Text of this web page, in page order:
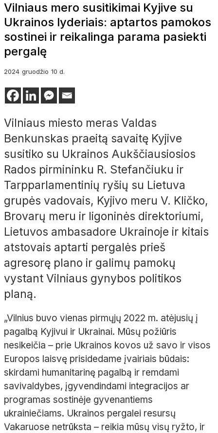
Vilniaus mero susitikimai Kyjive su
Ukrainos lyderiais: aptartos pamokos
sostinei ir reikalinga parama pasiekti
pergalę
2024 gruodžio 10 d.
Vilniaus miesto meras Valdas
Benkunskas praeitą savaitę Kyjive
susitiko su Ukrainos Aukščiausiosios
Rados pirmininku R. Stefančiuku ir
Tarpparlamentinių ryšių su Lietuva
grupės vadovais, Kyjivo meru V. Kličko,
Brovarų meru ir ligoninės direktoriumi,
Lietuvos ambasadore Ukrainoje ir kitais
atstovais aptarti pergalės prieš
agresorę plano ir galimų pamokų
vystant Vilniaus gynybos politikos
planą.
„Vilnius buvo vienas pirmųjų 2022 m. atėjusių į
pagalbą Kyjivui ir Ukrainai. Mūsų požiūris
nesikeičia – prie Ukrainos kovos už savo ir visos
Europos laisvę prisidedame įvairiais būdais:
skirdami humanitarinę pagalbą ir remdami
savivaldybes, įgyvendindami integracijos ar
programas sostinėje gyvenantiems
ukrainiečiams. Ukrainos pergalei resursų
Vakaruose netrūksta – reikia mūsų visų ryžto, ir